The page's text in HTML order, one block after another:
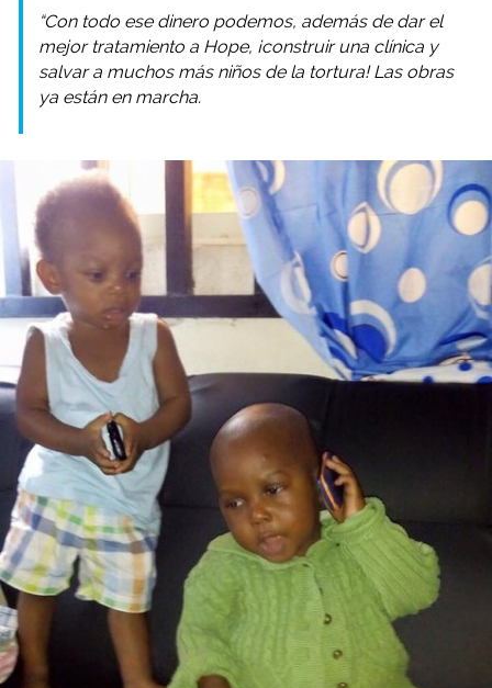
“Con todo ese dinero podemos, además de dar el
mejor tratamiento a Hope, ¡construir una clínica y
salvar a muchos más niños de la tortura! Las obras
ya están en marcha.